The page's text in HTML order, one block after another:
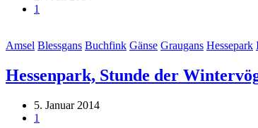
1
Amsel Blessgans Buchfink Gänse Graugans Hessepark
Hessenpark, Stunde der
5. Januar 2014
1